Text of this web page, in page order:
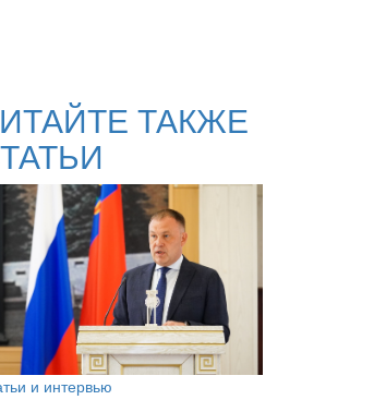
ТАКЖЕ
и интервью